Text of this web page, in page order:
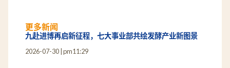
更多新闻
九赴进博再启新征程，七大事业部共绘发酵产业新图景
2026-07-30 pm11:29